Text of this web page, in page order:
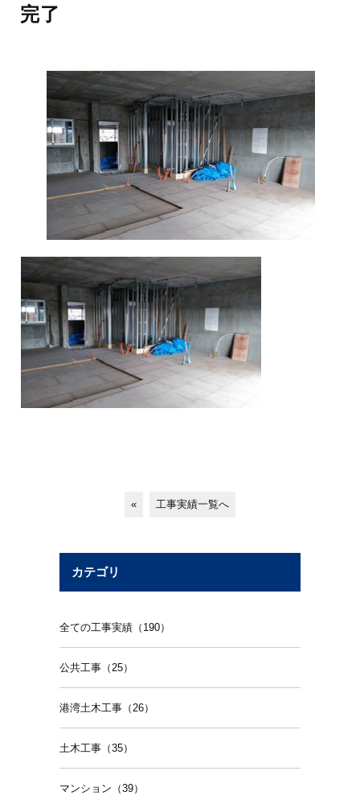
完了
« 工事実績一覧へ
カテゴリ
全ての工事実績（190）
公共工事（25）
港湾土木工事（26）
土木工事（35）
マンション（39）